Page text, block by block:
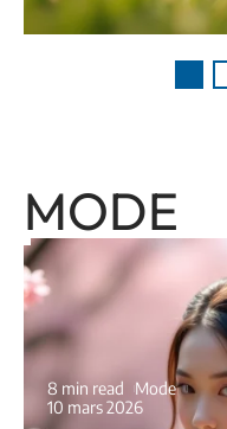
MODE
8 min read
Mode
10 mars 2026